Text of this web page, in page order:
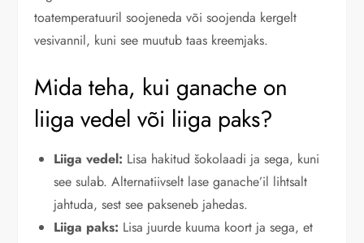
toatemperatuuril soojeneda või soojenda kergelt
vesivannil, kuni see muutub taas kreemjaks.
Mida teha, kui ganache on
liiga vedel või liiga paks?
Liiga vedel: Lisa hakitud šokolaadi ja sega, kuni
see sulab. Alternatiivselt lase ganache’il lihtsalt
jahtuda, sest see pakseneb jahedas.
Liiga paks: Lisa juurde kuuma koort ja sega, et